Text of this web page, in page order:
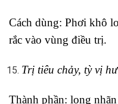
Cách dùng: Phơi khô
rắc vào vùng điều trị.
Trị tiêu chảy, tỳ vị
Thành phần: long